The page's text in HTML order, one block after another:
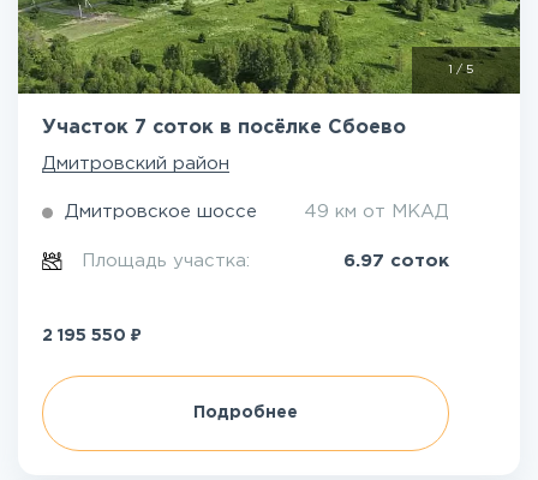
/5
Участок 7 соток в посёлке Сбоево
Дмитровский район
Дмитровское шоссе 49 км от МКАД
Площадь участка: 6.97 соток
2 195 550 ₽
Подробнее